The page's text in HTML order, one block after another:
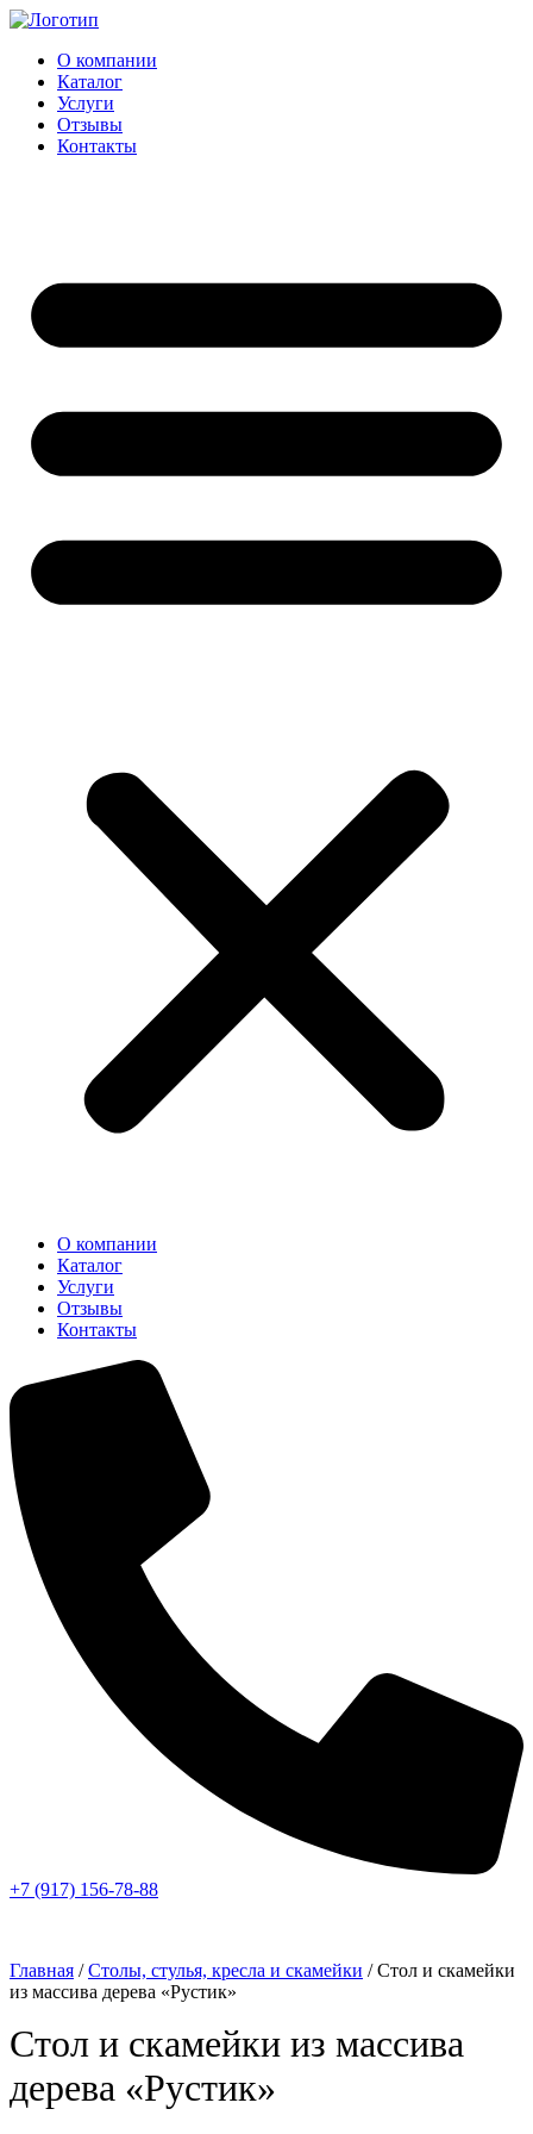
Перейти
содержимому
О компании
Каталог
Услуги
Отзывы
Контакты
О компании
Каталог
Услуги
Отзывы
Контакты
+7 (917) 156-78-88
Главная /Столы, стулья, кресла и скамейки / Стол и скамейки
из массива дерева «Рустик»
Стол и скамейки из массива
дерева «Рустик»